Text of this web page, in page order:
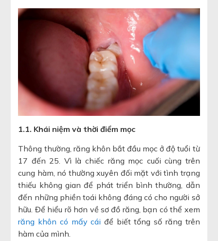
1.1. Khái niệm và thời điểm mọc
Thông thường, răng khôn bắt đầu mọc ở độ tuổi từ
17 đến 25. Vì là chiếc răng mọc cuối cùng trên
cung hàm, nó thường xuyên đối mặt với tình trạng
thiếu không gian để phát triển bình thường, dẫn
đến những phiền toái không đáng có cho người sở
hữu. Để hiểu rõ hơn về sơ đồ răng, bạn có thể xem
răng khôn có mấy cái để biết tổng số răng trên
hàm của mình.